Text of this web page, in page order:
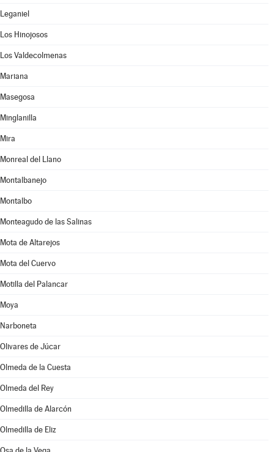
Leganiel
Los Hinojosos
Los Valdecolmenas
Mariana
Masegosa
Minglanilla
Mira
Monreal del Llano
Montalbanejo
Montalbo
Monteagudo de las Salinas
Mota de Altarejos
Mota del Cuervo
Motilla del Palancar
Moya
Narboneta
Olivares de Júcar
Olmeda de la Cuesta
Olmeda del Rey
Olmedilla de Alarcón
Olmedilla de Eliz